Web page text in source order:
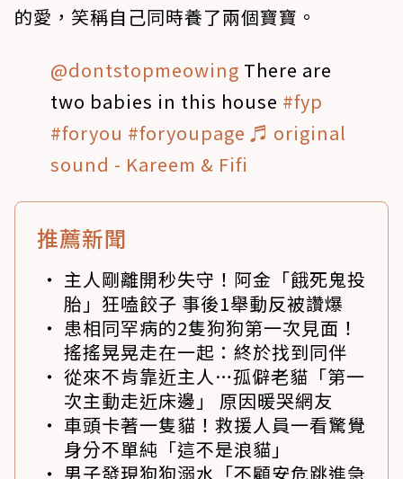
的愛，笑稱自己同時養了兩個寶寶。
@dontstopmeowing There are
two babies in this house #fyp
#foryou #foryoupage ♬ original
sound - Kareem & Fifi
推薦新聞
主人剛離開秒失守！阿金「餓死鬼投
胎」狂嗑餃子 事後1舉動反被讚爆
患相同罕病的2隻狗狗第一次見面！
搖搖晃晃走在一起：終於找到同伴
從來不肯靠近主人…孤僻老貓「第一
次主動走近床邊」 原因暖哭網友
車頭卡著一隻貓！救援人員一看驚覺
身分不單純「這不是浪貓」
男子發現狗狗溺水「不顧安危跳進急